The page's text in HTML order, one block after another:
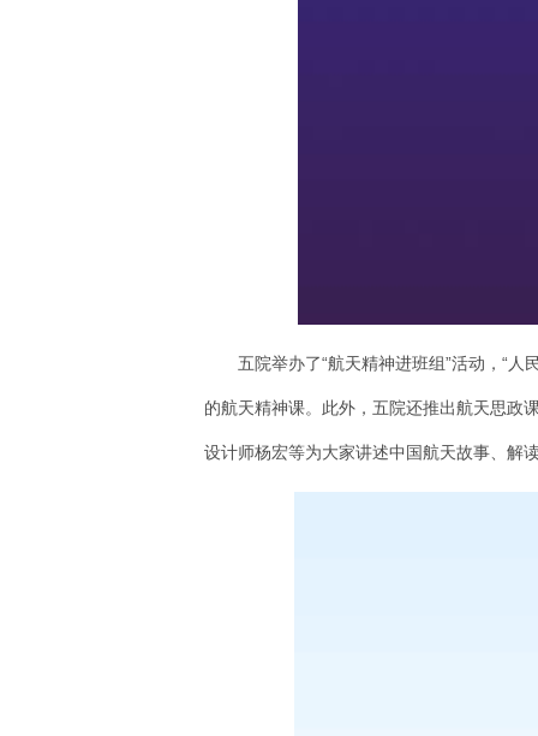
五院举办了“航天精神进班组”活动，“
的航天精神课。此外，五院还推出航天思政
设计师杨宏等为大家讲述中国航天故事、解